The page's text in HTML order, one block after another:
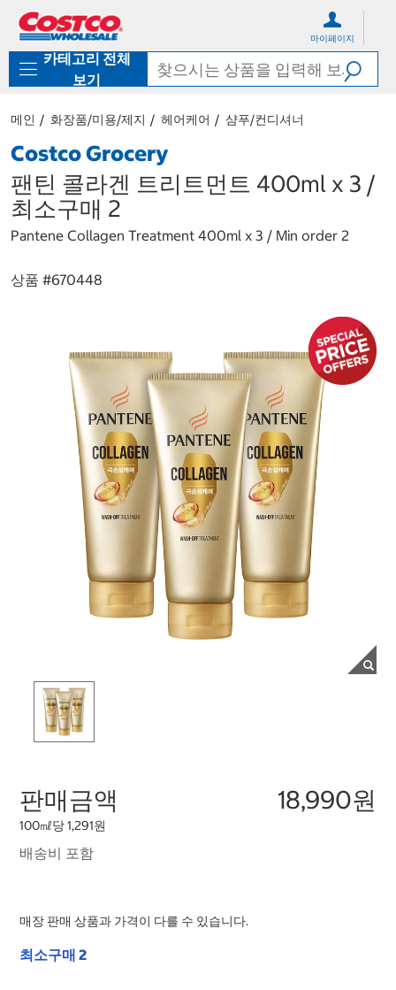
로
기
가
마이페이지
카테고리 전체
보기
메인 화장품/미용/제지 헤어케어 샴푸/컨디셔너
Costco Grocery
팬틴 콜라겐 트리트먼트 400ml x 3 /
최소구매 2
Pantene Collagen Treatment 400ml x 3 / Min order 2
상품 #670448
판매금액 18,990원
100㎖당 1,291원
배송비 포함
매장 판매 상품과 가격이 다를 수 있습니다.
최소구매 2